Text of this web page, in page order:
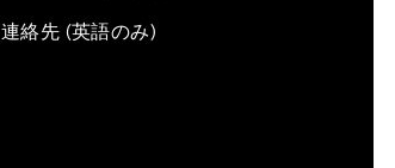
連絡先 (英語のみ)